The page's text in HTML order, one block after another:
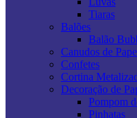
Tiaras
Balões
Balão
Canudos de
Confetes
Cortina
Decoração de
Pompom
Pinhatas